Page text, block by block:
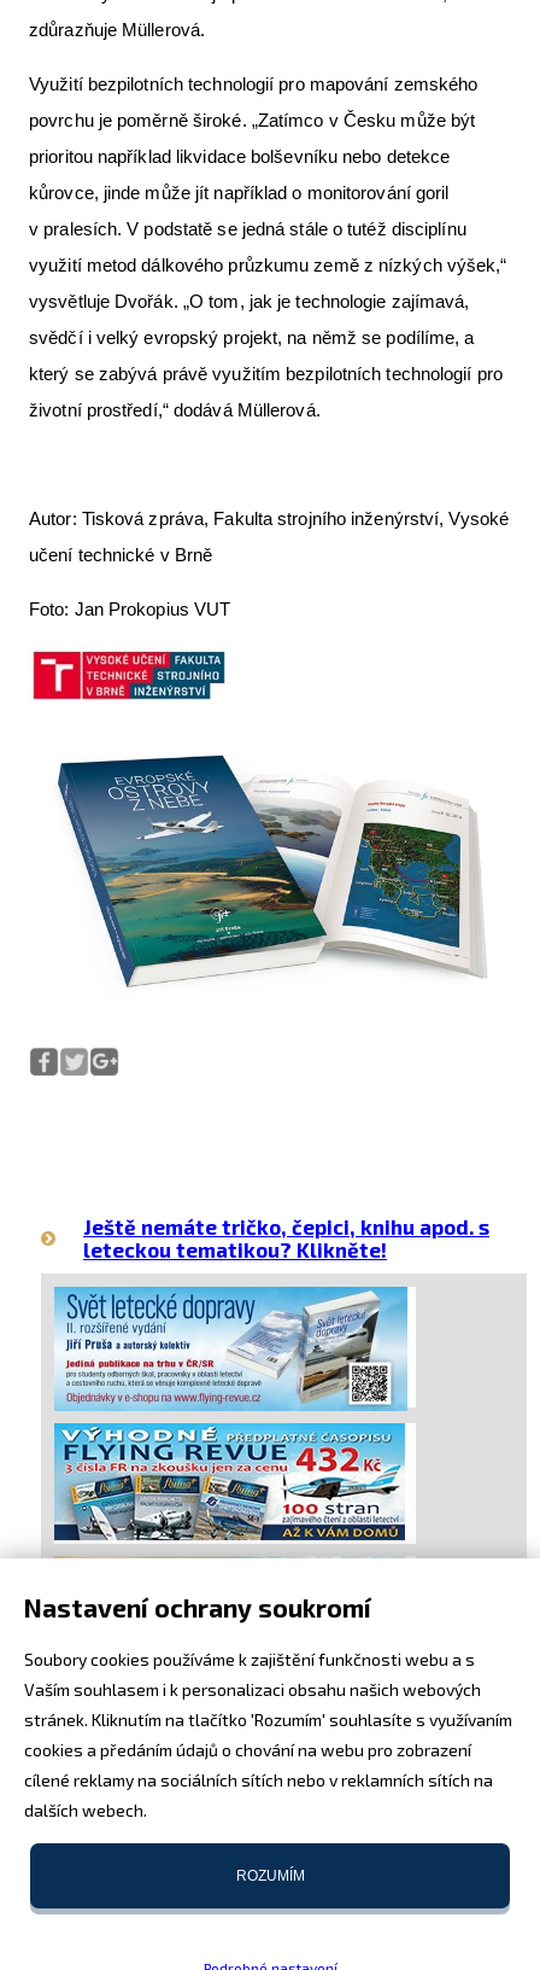
zdůrazňuje Müllerová.
Využití bezpilotních technologií pro mapování zemského
povrchu je poměrně široké. „Zatímco v Česku může být
prioritou například likvidace bolševníku nebo detekce
kůrovce, jinde může jít například o monitorování goril
v pralesích. V podstatě se jedná stále o tutéž disciplínu
využití metod dálkového průzkumu země z nízkých výšek,“
vysvětluje Dvořák. „O tom, jak je technologie zajímavá,
svědčí i velký evropský projekt, na němž se podílíme, a
který se zabývá právě využitím bezpilotních technologií pro
životní prostředí,“ dodává Müllerová.
Autor: Tisková zpráva, Fakulta strojního inženýrství, Vysoké
učení technické v Brně
Foto: Jan Prokopius VUT
Ještě nemáte tričko, čepici, knihu apod. s
leteckou tematikou? Klikněte!
Nastavení ochrany soukromí
Soubory cookies používáme k zajištění funkčnosti webu a s
Vaším souhlasem i k personalizaci obsahu našich webových
stránek. Kliknutím na tlačítko 'Rozumím' souhlasíte s využívaním
cookies a předáním údajů o chování na webu pro zobrazení
cílené reklamy na sociálních sítích nebo v reklamních sítích na
dalších webech.
ROZUMÍM